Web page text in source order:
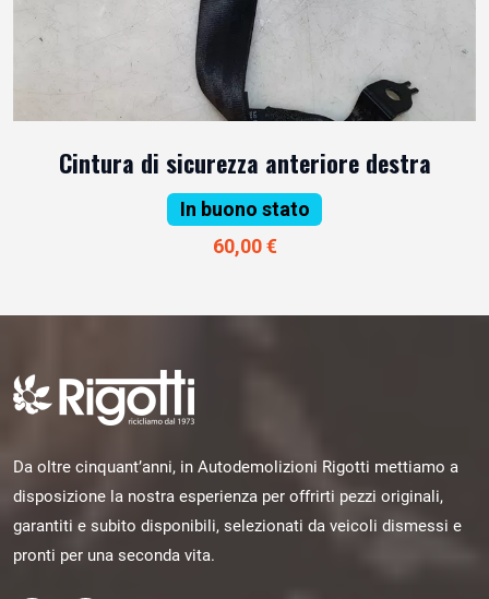
Cintura di sicurezza anteriore destra
In buono stato
60,00 €
Da oltre cinquant’anni, in Autodemolizioni Rigotti mettiamo a
disposizione la nostra esperienza per offrirti pezzi originali,
garantiti e subito disponibili, selezionati da veicoli dismessi e
pronti per una seconda vita.